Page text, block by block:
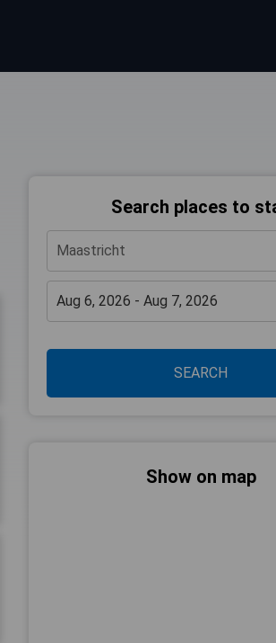
Search places to
SEARCH
Show on map